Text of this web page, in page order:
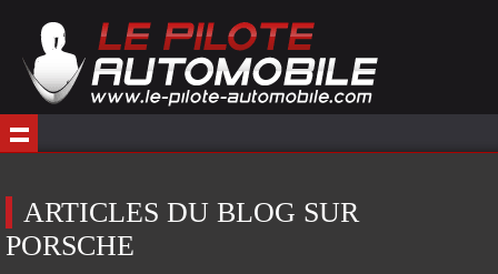
ARTICLES DU BLOG SUR
PORSCHE